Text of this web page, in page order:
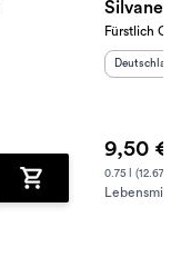
Zum Warenkorb
Silvaner
Fürstlich
Deutschland
9,50 €
0.75 l (12.67 €